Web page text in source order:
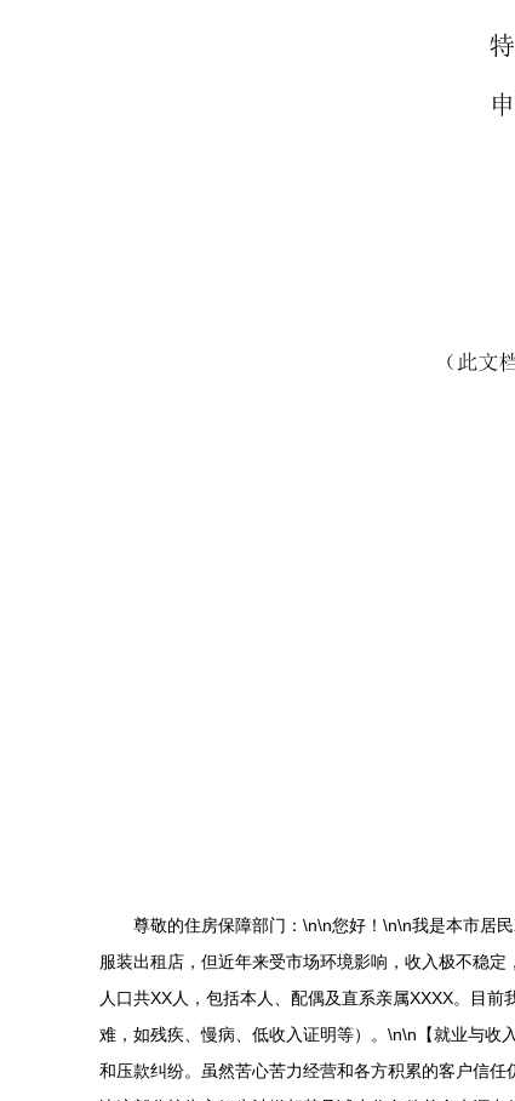
尊敬的住房保障部门：\n\n您好！\n\n我是本市居
服装出租店，但近年来受市场环境影响，收入极不稳
人口共XX人，包括本人、配偶及直系亲属XXXX。目
难，如残疾、慢病、低收入证明等）。\n\n【就业与收
和压款纠纷。虽然苦心苦力经营和各方积累的客户信